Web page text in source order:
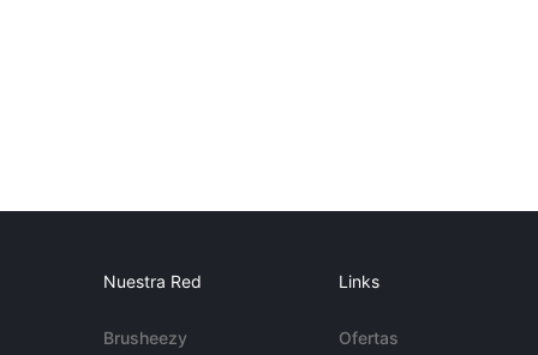
Nuestra Red
Brusheezy
Links
Ofertas